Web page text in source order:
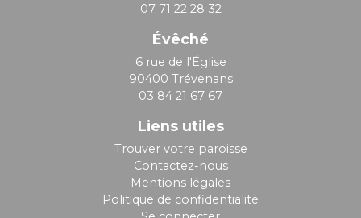
07 71 22 28 32
Évêché
6 rue de l'Église
90400 Trévenans
03 84 21 67 67
Liens utiles
Trouver votre paroisse
Contactez-nous
Mentions légales
Politique de confidentialité